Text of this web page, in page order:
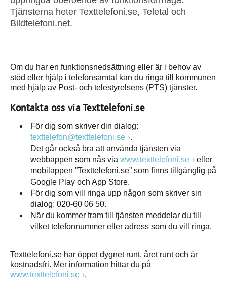
Tjänsterna heter Texttelefoni.se, Teletal och
Bildtelefoni.net.
Om du har en funktionsnedsättning eller är i behov av
stöd eller hjälp i telefonsamtal kan du ringa till kommunen
med hjälp av Post- och telestyrelsens (PTS) tjänster.
Kontakta oss via Texttelefoni.se
För dig som skriver din dialog:
texttelefon@texttelefoni.se
.
Det går också bra att använda tjänsten via
webbappen som nås via www.texttelefoni.se
eller
mobilappen ”Texttelefoni.se” som finns tillgänglig på
Google Play och App Store.
För dig som vill ringa upp någon som skriver sin
dialog: 020-60 06 50.
När du kommer fram till tjänsten meddelar du till
vilket telefonnummer eller adress som du vill ringa.
Texttelefoni.se har öppet dygnet runt, året runt och är
kostnadsfri. Mer information hittar du på
www.texttelefoni.se
.